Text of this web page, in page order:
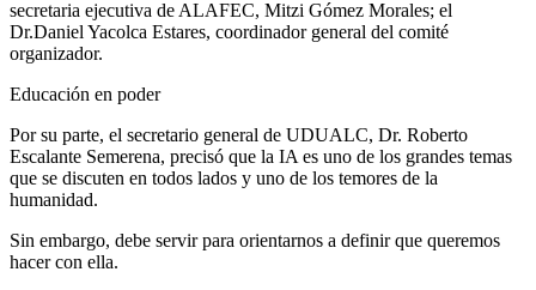
secretaria ejecutiva de ALAFEC, Mitzi Gómez Morales; el
Dr.Daniel Yacolca Estares, coordinador general del comité
organizador.
Educación en poder
Por su parte, el secretario general de UDUALC, Dr. Roberto
Escalante Semerena, precisó que la IA es uno de los grandes temas
que se discuten en todos lados y uno de los temores de la
humanidad.
Sin embargo, debe servir para orientarnos a definir que queremos
hacer con ella.